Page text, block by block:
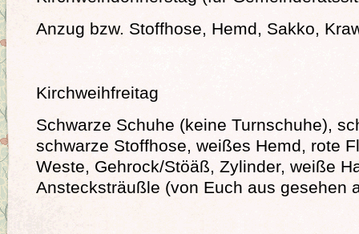
Anzug bzw. Stoffhose, Hemd, Sakko,
Kirchweihfreitag
Schwarze Schuhe (keine Turnschuhe),
schwarze Stoffhose, weißes Hemd, rote
Weste, Gehrock/Stöäß, Zylinder, weiße
Anstecksträußle (von Euch aus gesehen